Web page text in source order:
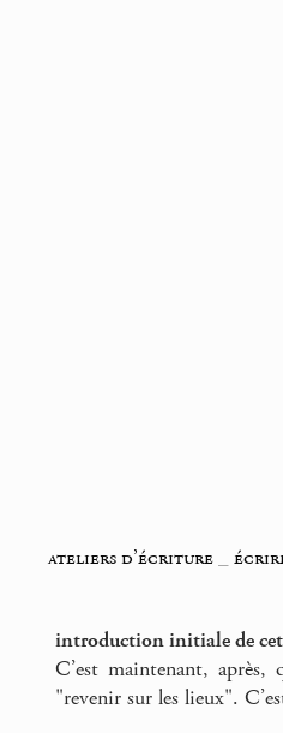
ateliers d’écriture_
introduction initiale de
C’est maintenant,
"revenir sur les lieux".